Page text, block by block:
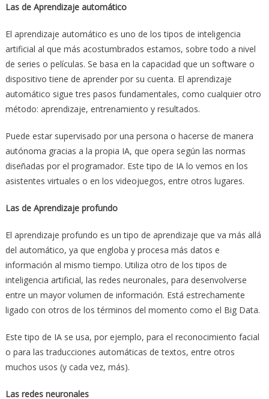
Las de Aprendizaje automático
El aprendizaje automático es uno de los tipos de inteligencia
artificial al que más acostumbrados estamos, sobre todo a nivel
de series o películas. Se basa en la capacidad que un software o
dispositivo tiene de aprender por su cuenta. El aprendizaje
automático sigue tres pasos fundamentales, como cualquier otro
método: aprendizaje, entrenamiento y resultados.
Puede estar supervisado por una persona o hacerse de manera
autónoma gracias a la propia IA, que opera según las normas
diseñadas por el programador. Este tipo de IA lo vemos en los
asistentes virtuales o en los videojuegos, entre otros lugares.
Las de Aprendizaje profundo
El aprendizaje profundo es un tipo de aprendizaje que va más allá
del automático, ya que engloba y procesa más datos e
información al mismo tiempo. Utiliza otro de los tipos de
inteligencia artificial, las redes neuronales, para desenvolverse
entre un mayor volumen de información. Está estrechamente
ligado con otros de los términos del momento como el Big Data.
Este tipo de IA se usa, por ejemplo, para el reconocimiento facial
o para las traducciones automáticas de textos, entre otros
muchos usos (y cada vez, más).
Las redes neuronales